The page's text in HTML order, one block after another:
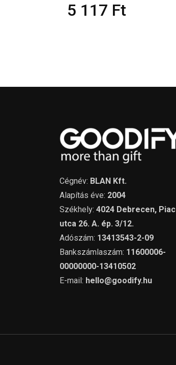
5 117 Ft
Cégnév: BLAN Kft.
Alapítás éve: 2004
Székhely: 4024 Debrecen, Piac
utca 26. A. ép. 3/12.
Adószám: 13413543-2-09
Bankszámlaszám: 11600006-
00000000-13410502
E-mail: hello@goodify.hu